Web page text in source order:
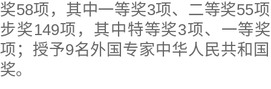
奖58项，其中一等奖3项、二等奖55
步奖149项，其中特等奖3项、一等
项；授予9名外国专家中华人民共和
奖。